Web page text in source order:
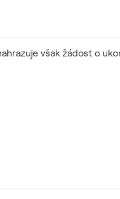
však žádost o